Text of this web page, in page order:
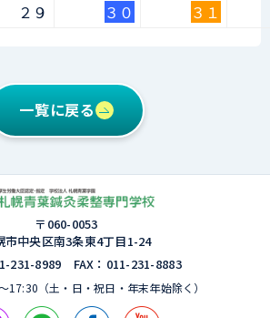
２９ ３０ ３１
一覧に戻る
〒060-0053
市中央区南3条東4丁⽬1-24
231-8989 FAX：011-231-8883
17:30（⼟・⽇・祝⽇・年末年始除く）